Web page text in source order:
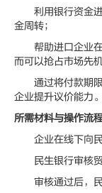
利用银行资金进
金周转；
帮助进口企业在
而可以抢占市场先机
通过将付款期限
企业提升议价能力。
所需材料与操作流
企业在线下向民
民生银行审核贸
审核通过后，民